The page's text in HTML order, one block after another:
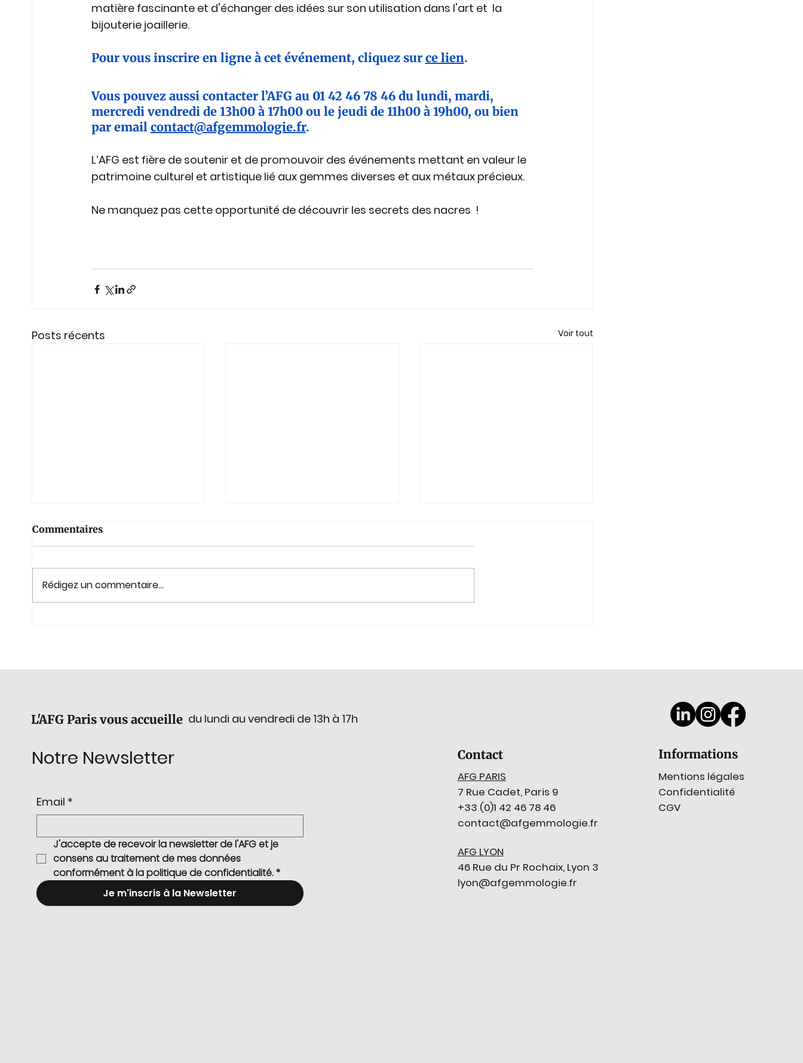
matière fascinante et d'échanger des idées sur son utilisation dans l'art et  la
bijouterie joaillerie.
Pour vous inscrire en ligne à cet événement, cliquez sur ce lien.
Vous pouvez aussi contacter l’AFG au 01 42 46 78 46 du lundi, mardi,
mercredi vendredi de 13h00 à 17h00 ou le jeudi de 11h00 à 19h00, ou bien
par email contact@afgemmologie.fr.
L’AFG est fière de soutenir et de promouvoir des événements mettant en valeur le
patrimoine culturel et artistique lié aux gemmes diverses et aux métaux précieux.
Ne manquez pas cette opportunité de découvrir les secrets des nacres  !
Posts récents Voir tout
Commentaires
Rédigez un commentaire...
L'AFG Paris vous accueille du lundi au vendredi de 13h à 17h
Notre Newsletter
Email *
J'accepte de recevoir la newsletter de l'AFG et je
consens au traitement de mes données
conformément à la politique de confidentialité.*
Je m'inscris à la Newsletter
Informations
Mentions légales
Confidentialité
CGV
Contact
AFG PARIS
7 Rue Cadet, Paris 9
+33 (0)1 42 46 78 46
contact@afgemmologie.fr
AFG LYON
46 Rue du Pr Rochaix, Lyon 3
lyon@afgemmologie.fr